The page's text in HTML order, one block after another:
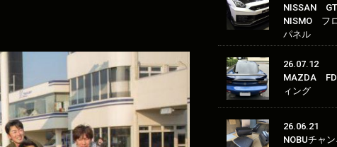
NISSAN
NISMO フ
パネル
26.07.12
MAZDA
ィング
26.06.21
NOBUチャ